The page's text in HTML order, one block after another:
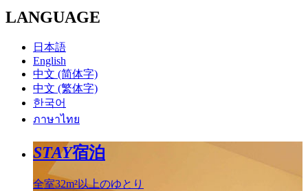
LANGUAGE
日本語
English
中文 (简体字)
中文 (繁体字)
한국어
ภาษาไทย
STAY宿泊
全室32m²以上のゆとり